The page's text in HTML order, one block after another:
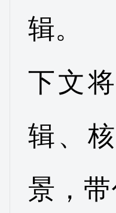
辑。
下文
辑、
景，